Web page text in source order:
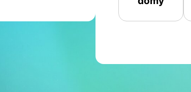
Jméno a